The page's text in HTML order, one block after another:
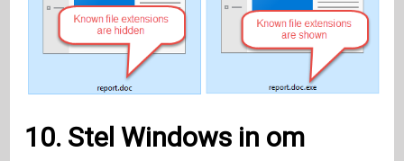
10. StelWindows in om